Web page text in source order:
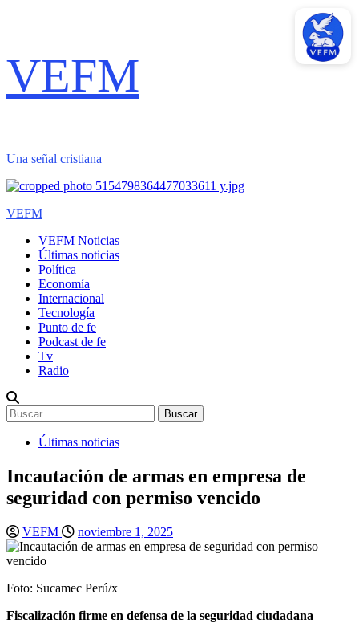
al
contenido
VEFM
Una señal cristiana
Menú
VEFM
VEFM Noticias
Últimas noticias
Política
Economía
Internacional
Tecnología
Punto de fe
Podcast de fe
Tv
Radio
Buscar:
Últimas noticias
Incautación de armas en empresa de
seguridad con permiso vencido
VEFM noviembre 1, 2025
Foto: Sucamec Perú/x
Fiscalización firme en defensa de la seguridad ciudadana